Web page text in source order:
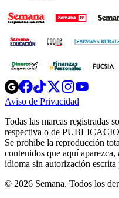
Opens
in
new
Opens
in
new
Opens
in
new
window
Opens
new
windowwindow
Aviso de Privacidad
new
window
Todas las marcas registradas
respectiva o de
Se prohíbe la reproducción
contenidos que aquí
idioma sin autorización escrita
© 2026 Semana. Todos los